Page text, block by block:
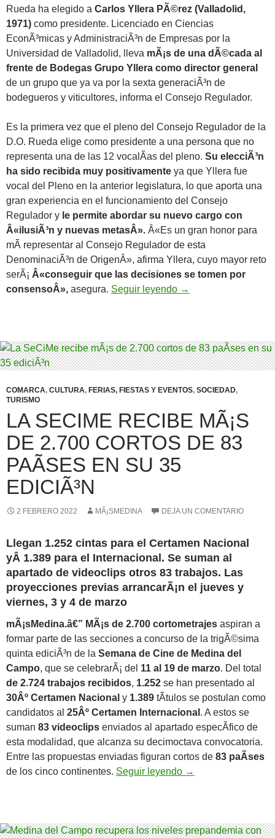
Rueda ha elegido a Carlos Yllera PÃ©rez (Valladolid,
1971) como presidente. Licenciado en Ciencias
EconÃ³micas y AdministraciÃ³n de Empresas por la
Universidad de Valladolid, lleva mÃ¡s de una dÃ©cada al
frente de Bodegas Grupo Yllera como director general
de un grupo que ya va por la sexta generaciÃ³n de
bodegueros y viticultores, informa el Consejo Regulador.
Es la primera vez que el pleno del Consejo Regulador de la
D.O. Rueda elige como presidente a una persona que no
representa una de las 12 vocalÃ­as del pleno. Su elecciÃ³n
ha sido recibida muy positivamente ya que Yllera fue
vocal del Pleno en la anterior legislatura, lo que aporta una
gran experiencia en el funcionamiento del Consejo
Regulador y le permite abordar su nuevo cargo con
Â«ilusiÃ³n y nuevas metasÂ». Â«Es un gran honor para
mÃ­ representar al Consejo Regulador de esta
DenominaciÃ³n de OrigenÂ», afirma Yllera, cuyo mayor reto
serÃ¡ Â«conseguir que las decisiones se tomen por
consensoÂ», asegura. Seguir leyendo Carlos Yllera, nuevo
→
COMARCA, CULTURA, FERIAS, FIESTAS Y EVENTOS, SOCIEDAD,
TURISMO
LA SECIME RECIBE MÃ¡S
DE 2.700 CORTOS DE 83
PAÃ­SES EN SU 35
EDICIÃ³N
2 FEBRERO 2022 MÃ¡SMEDINA DEJA UN COMENTARIO
Llegan 1.252 cintas para el Certamen Nacional
yÂ 1.389 para el Internacional. Se suman al
apartado de videoclips otros 83 trabajos. Las
proyecciones previas arrancarÃ¡n el jueves y
viernes, 3 y 4 de marzo
mÃ¡sMedina.â€” MÃ¡s de 2.700 cortometrajes aspiran a
formar parte de las secciones a concurso de la trigÃ©sima
quinta ediciÃ³n de la Semana de Cine de Medina del
Campo, que se celebrarÃ¡ del 11 al 19 de marzo. Del total
de 2.724 trabajos recibidos, 1.252 se han presentado al
30Âº Certamen Nacional y 1.389 tÃ­tulos se postulan como
candidatos al 25Âº Certamen Internacional . A estos se
suman 83 videoclips enviados al apartado especÃ­fico de
esta modalidad, que alcanza su decimoctava convocatoria.
Entre las propuestas enviadas figuran cortos de 83 paÃ­ses
de los cinco continentes. Seguir leyendo La SeCiMe recibe
→